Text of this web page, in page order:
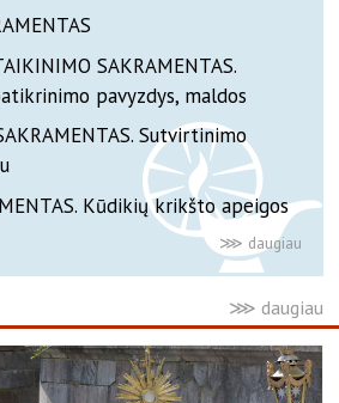
SAKRAMENTAS.
pavyzdys, maldos
Sutvirtinimo
Kūdikių krikšto apeigos